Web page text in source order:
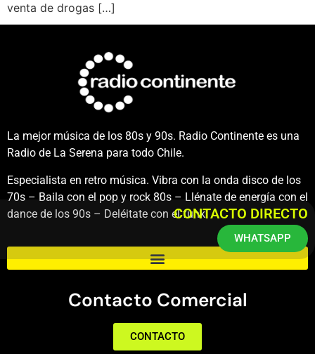
venta de drogas […]
La mejor música de los 80s y 90s. Radio Continente es una
Radio de La Serena para todo Chile.
Especialista en retro música. Vibra con la onda disco de los
70s – Baila con el pop y rock 80s – Llénate de energía con el
dance de los 90s – Deléitate con el funk.
Contacto Comercial
CONTACTO
CONTACTO DIRECTO
WHATSAPP